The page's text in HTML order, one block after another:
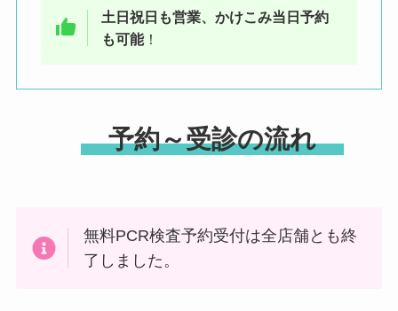
土日祝日も営業、かけこみ当日予約
も可能！
予約～受診の流れ
無料PCR検査予約受付は全店舗とも終
了しました。